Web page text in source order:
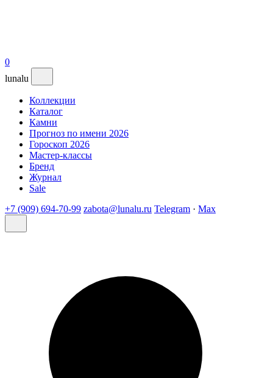
0
lunalu
Коллекции
Каталог
Камни
Прогноз по имени 2026
Гороскоп 2026
Мастер-классы
Бренд
Журнал
Sale
+7 (909) 694-70-99 zabota@lunalu.ru Telegram · Max